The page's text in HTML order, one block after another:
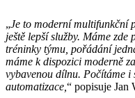
„Je to moderní multifunkční
ještě lepší služby. Máme
tréninky týmu, pořádání
máme k dispozici moderně
vybavenou dílnu. Počítáme i
automatizace, “ popisuje Jan